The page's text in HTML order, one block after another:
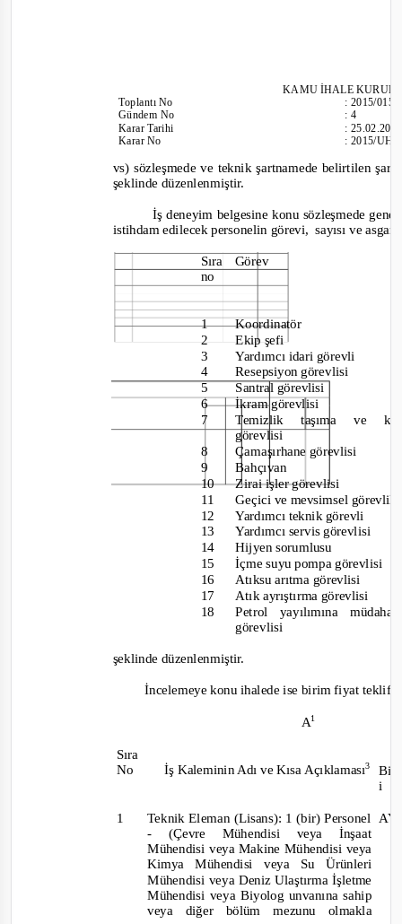
KAMU İHALE
ToplantıNo
Gündem No
Karar Tarihi
Karar No
:2015/015
:4
:
:2015/
vs) sözleşmede ve teknik şartnamede belirtilen
şeklinde düzenlenmiştir.
İş deneyim belgesine konu sözleşmede
istihdam edilecek personelin görevi, sayısı ve
Sıra Görev
no
1
2
3
4
5
6
7
Koordinatör
Ekip şefi
Yardımcı idari görevli
Resepsiyon görevlisi
Santral görevlisi
İkram görevlisi
Temizlik taşıma ve
görevlisi
8
9
Çamaşırhane görevlisi
Bahçıvan
Zirai işler görevlisi
10
11
12
13
14
15
16
17
18
Geçici ve mevsimsel
Yardımcı teknik görevli
Yardımcı servis görevlisi
Hijyen sorumlusu
İçme suyu pompa görevlisi
Atıksu arıtma görevlisi
Atık ayrıştırma görevlisi
Petrol yayılımına
görevlisi
şeklinde düzenlenmiştir.
İncelemeye konu ihalede ise birim fiyat teklif
A1
Sıra
No
İş Kaleminin Adı ve Kısa Açıklaması3
i
1 Teknik Eleman (Lisans): 1 (bir) Personel
(Çevre Mühendisi veya
-
Mühendisi veya Makine Mühendisi veya
Kimya Mühendisi veya Su Ürünleri
Mühendisi veya Deniz Ulaştırma İşletme
Mühendisi veya Biyolog unvanına sahip
veya diğer bölüm mezunu olmakla